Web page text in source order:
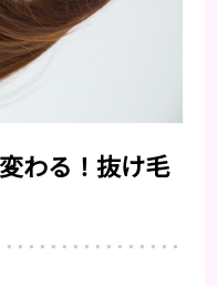
わる！抜け毛